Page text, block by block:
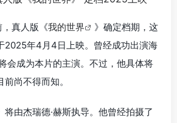
，真人版《我的世界
》确定档期，这
2025年4月4日上映。曾经成功出演海
会成为本片的主演。不过，他具体将
尚不得而知。
由杰瑞德·赫斯执导。他曾经拍摄了